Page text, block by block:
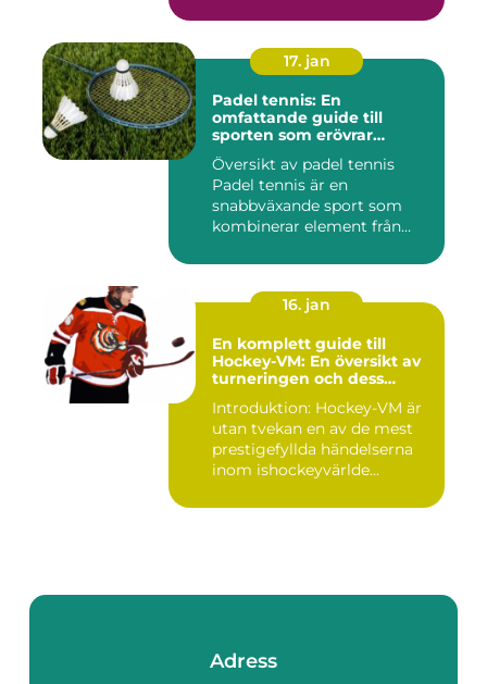
17. jan
Padel tennis: En
omfattande guide till
sporten som erövrar
världen
Översikt av padel tennis
Padel tennis är en
snabbväxande sport som
kombinerar element från
16. jan
En komplett guide till
Hockey-VM: En översikt av
turneringen och dess
Introduktion: Hockey-VM är
utan tvekan en av de mest
prestigefyllda händelserna
inom ishockeyvärlde...
Adress